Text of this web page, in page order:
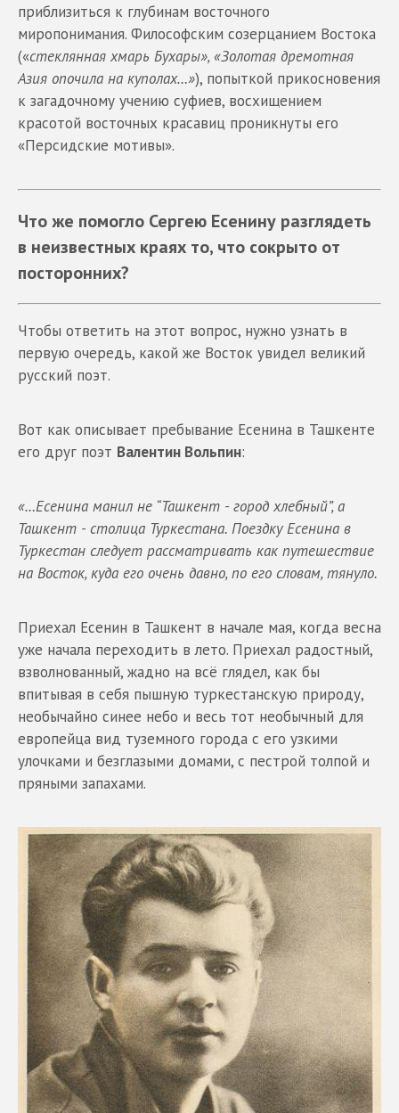
приблизиться к глубинам восточного
миропонимания. Философским созерцанием Востока
(«стеклянная хмарь Бухары», «Золотая дремотная
Азия опочила на куполах…»), попыткой прикосновения
к загадочному учению суфиев, восхищением
красотой восточных красавиц проникнуты его
«Персидские мотивы».
Что же помогло Сергею Есенину разглядеть
в неизвестных краях то, что сокрыто от
посторонних?
Чтобы ответить на этот вопрос, нужно узнать в
первую очередь, какой же Восток увидел великий
русский поэт.
Вот как описывает пребывание Есенина в Ташкенте
его друг поэт Валентин Вольпин:
«…Есенина манил не “Ташкент - город хлебный”, а
Ташкент - столица Туркестана. Поездку Есенина в
Туркестан следует рассматривать как путешествие
на Восток, куда его очень давно, по его словам, тянуло.
Приехал Есенин в Ташкент в начале мая, когда весна
уже начала переходить в лето. Приехал радостный,
взволнованный, жадно на всё глядел, как бы
впитывая в себя пышную туркестанскую природу,
необычайно синее небо и весь тот необычный для
европейца вид туземного города с его узкими
улочками и безглазыми домами, с пестрой толпой и
пряными запахами.